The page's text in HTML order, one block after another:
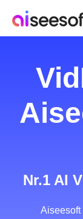
Nr.1 AI